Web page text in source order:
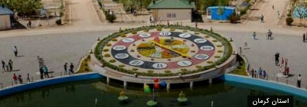
استان کرمان